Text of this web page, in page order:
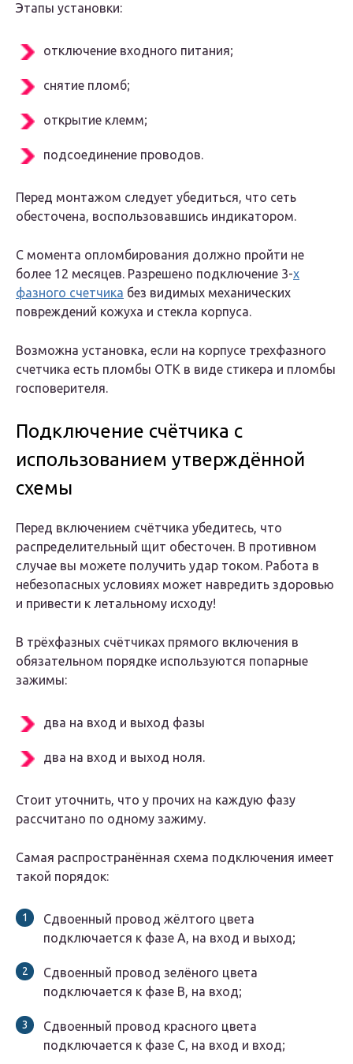
Этапы установки:
отключение входного питания;
снятие пломб;
открытие клемм;
подсоединение проводов.
Перед монтажом следует убедиться, что сеть
обесточена, воспользовавшись индикатором.
С момента опломбирования должно пройти не
более 12 месяцев. Разрешено подключение 3-х
фазного счетчика без видимых механических
повреждений кожуха и стекла корпуса.
Возможна установка, если на корпусе трехфазного
счетчика есть пломбы ОТК в виде стикера и пломбы
госповерителя.
Подключение счётчика с
использованием утверждённой
схемы
Перед включением счётчика убедитесь, что
распределительный щит обесточен. В противном
случае вы можете получить удар током. Работа в
небезопасных условиях может навредить здоровью
и привести к летальному исходу!
В трёхфазных счётчиках прямого включения в
обязательном порядке используются попарные
зажимы:
два на вход и выход фазы
два на вход и выход ноля.
Стоит уточнить, что у прочих на каждую фазу
рассчитано по одному зажиму.
Самая распространённая схема подключения имеет
такой порядок:
Сдвоенный провод жёлтого цвета
подключается к фазе А, на вход и выход;
Сдвоенный провод зелёного цвета
подключается к фазе В, на вход;
Сдвоенный провод красного цвета
подключается к фазе С, на вход и вход;